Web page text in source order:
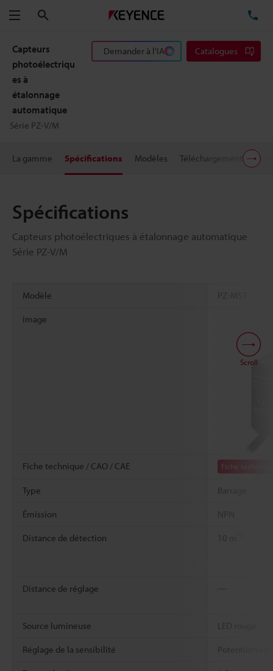
Menu
Capteurs
photoélectriqu
es à
étalonnage
automatique
Série PZ-V/M
Demander à l'IA Catalogues
La gamme Spécifications Modèles Téléchargements Prix
Spécifications
Capteurs photoélectriques à étalonnage automatique
Série PZ-V/M
Modèle PZ-M51
image
Fiche technique / CAO / CAE Fiche
Type Barrage
Émission
Distance de détection
Distance de réglage ―
Source lumineuse LED rouge
Réglage de la sensibilité
Scroll